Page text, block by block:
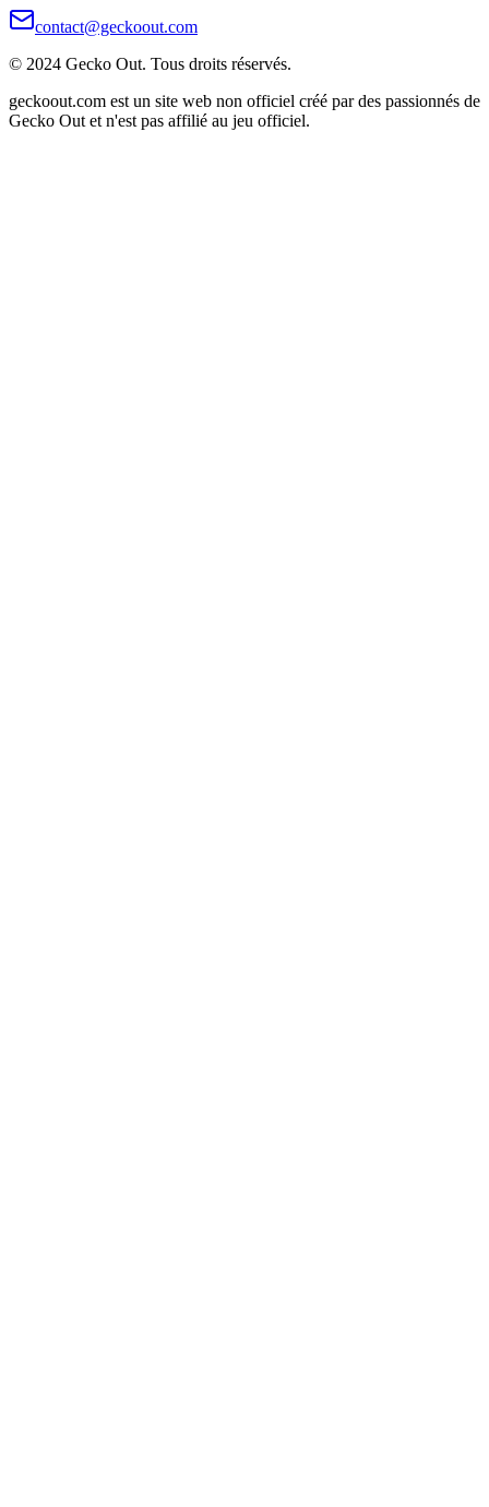
contact@geckoout.com
© 2024 Gecko Out. Tous droits réservés.
geckoout.com est un site web non officiel créé par des passionnés de
Gecko Out et n'est pas affilié au jeu officiel.